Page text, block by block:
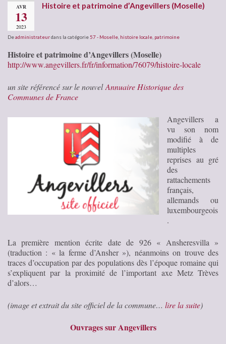
AVR
13
2023
Histoire et patrimoine d’Angevillers (Moselle)
Deadministrateurdans la catégorie 57 - Moselle histoire locale patrimoine
Histoire et patrimoine d’Angevillers (Moselle)
http://www.angevillers.fr/fr/information/76079/histoire-locale
un site référencé sur le nouvelAnnuaire Historique des
Communes de France
Angevillers a
vu son nom
modifié à de
multiples
reprises au gré
des
rattachements
français,
allemands ou
luxembourgeois
.
La première mention écrite date de 926 « Ansheresvilla »
(traduction : « la ferme d’Ansher »), néanmoins on trouve des
traces d’occupation par des populations dès l’époque romaine qui
s’expliquent par la proximité de l’important axe Metz Trèves
d’alors…
(image et extrait du site officiel de la commune… lire la suite)
Ouvrages sur Angevillers